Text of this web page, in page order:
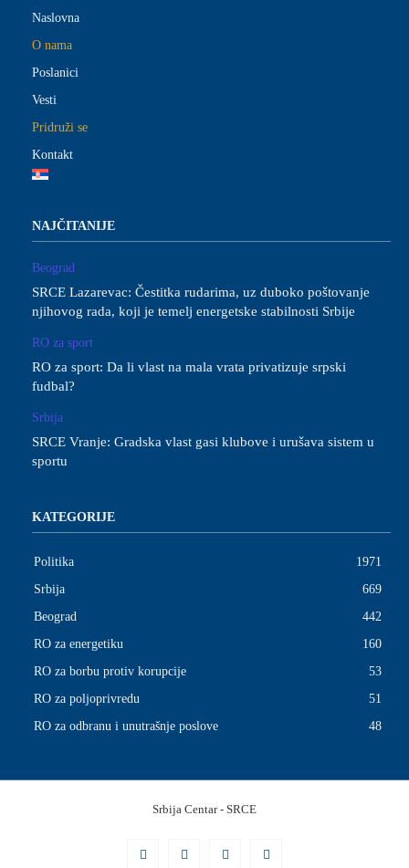
Naslovna
O nama
Poslanici
Vesti
Pridruži se
Kontakt
NAJČITANIJE
Beograd
SRCE Lazarevac: Čestitka rudarima, uz duboko poštovanje
njihovog rada, koji je temelj energetske stabilnosti Srbije
RO za sport
RO za sport: Da li vlast na mala vrata privatizuje srpski
fudbal?
Srbija
SRCE Vranje: Gradska vlast gasi klubove i urušava sistem u
sportu
KATEGORIJE
Politika
1971
Srbija
669
Beograd
442
RO za energetiku
160
RO za borbu protiv korupcije
53
RO za poljoprivredu
51
RO za odbranu i unutrašnje poslove
48
Srbijа Centar - SRCE